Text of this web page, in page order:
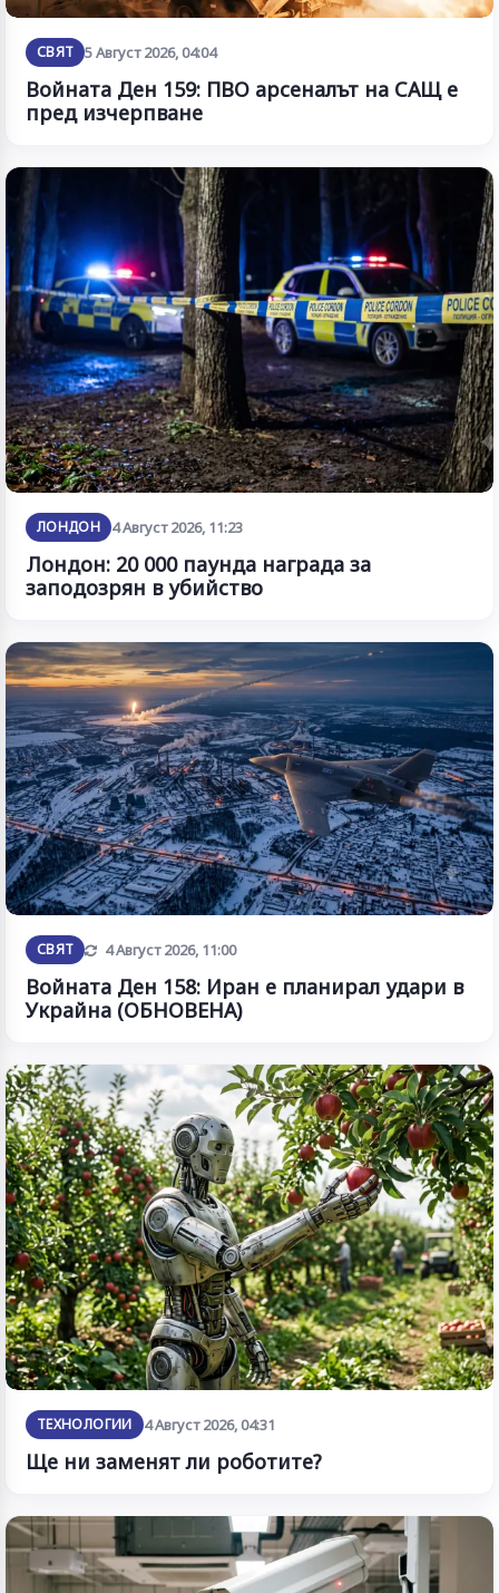
СВЯТ 5 Август 2026, 04:04
Войната Ден 159: ПВО арсеналът на САЩ е
пред изчерпване
ЛОНДОН 4 Август 2026, 11:23
Лондон: 20 000 паунда награда за
заподозрян в убийство
СВЯТ Обновена
4 Август 2026, 11:00
Войната Ден 158: Иран е планирал удари в
Украйна (ОБНОВЕНА)
ТЕХНОЛОГИИ 4 Август 2026, 04:31
Ще ни заменят ли роботите?